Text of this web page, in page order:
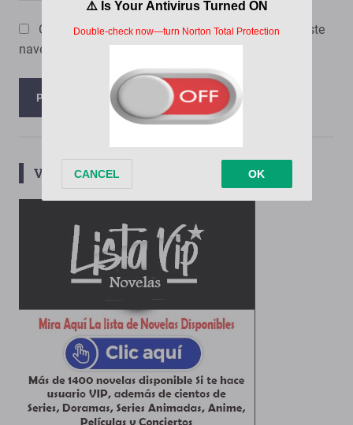
Guarda mi nombre, correo electrónico y web en este
navegador para la próxima vez que comente.
VIP